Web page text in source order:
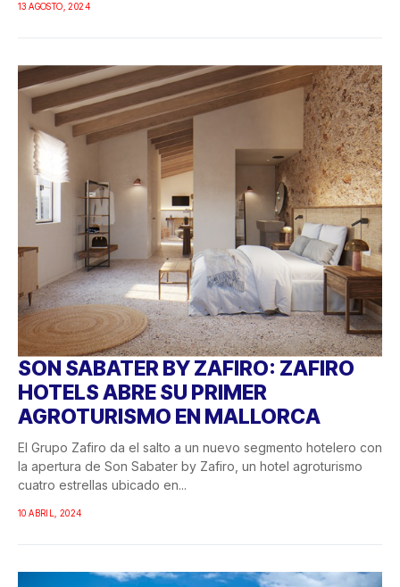
13 AGOSTO, 2024
SON SABATER BY ZAFIRO: ZAFIRO
HOTELS ABRE SU PRIMER
AGROTURISMO EN MALLORCA
El Grupo Zafiro da el salto a un nuevo segmento hotelero con
la apertura de Son Sabater by Zafiro, un hotel agroturismo
cuatro estrellas ubicado en...
10 ABRIL, 2024